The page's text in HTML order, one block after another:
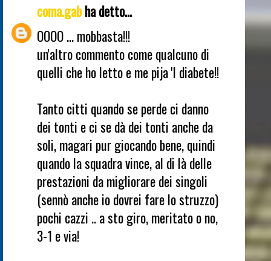
coma.gabha detto...
OOOO ... mobbasta!!!
un'altro commento come qualcuno di
quelli che ho letto e me pija 'l diabete!!
Tanto citti quando se perde ci danno
dei tonti e ci se dà dei tonti anche da
soli, magari pur giocando bene, quindi
quando la squadra vince, al di là delle
prestazioni da migliorare dei singoli
(sennò anche io dovrei fare lo struzzo)
pochi cazzi .. a sto giro, meritato o no,
3-1 e via!